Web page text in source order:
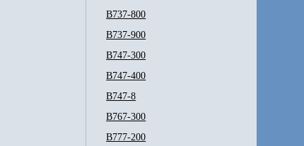
B737-800
B737-900
B747-300
B747-400
B747-8
B767-300
B777-200